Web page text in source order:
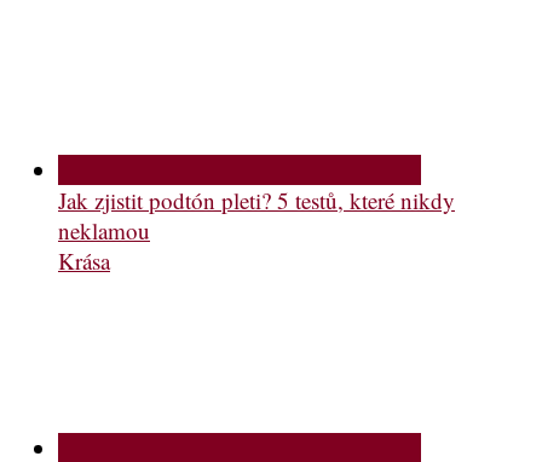
Jak zjistit podtón pleti? 5 testů, které nikdy
neklamou
Krása